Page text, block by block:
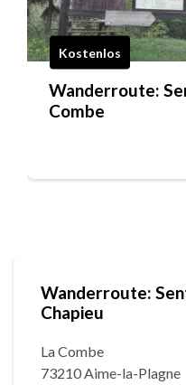
Kostenlos
Wanderroute:
Combe
Wanderroute:
Chapieu
La Combe
73210 Aime-la-Plagne